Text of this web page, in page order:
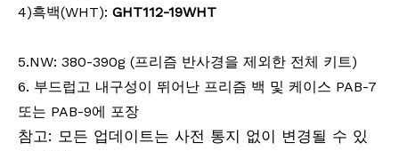
4)흑백(WHT): GHT112-19WHT
5.NW: 380-390g (프리즘 반사경을 제외한 전체 키트)
6. 부드럽고 내구성이 뛰어난 프리즘 백 및 케이스 PAB-7
또는 PAB-9에 포장
참고: 모든 업데이트는 사전 통지 없이 변경될 수 있